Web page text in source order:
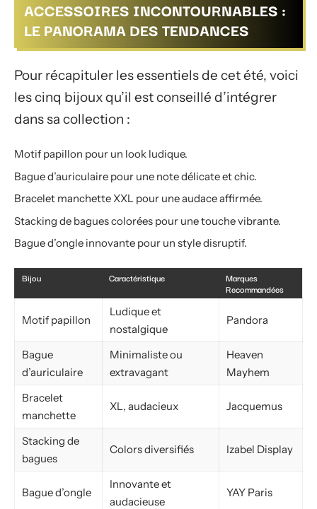
ACCESSOIRES INCONTOURNABLES :
LE PANORAMA DES TENDANCES
Pour récapituler les essentiels de cet été, voici
les cinq bijoux qu’il est conseillé d’intégrer
dans sa collection :
Motif papillon pour un look ludique.
Bague d’auriculaire pour une note délicate et chic.
Bracelet manchette XXL pour une audace affirmée.
Stacking de bagues colorées pour une touche vibrante.
Bague d’ongle innovante pour un style disruptif.
Bijou Caractéristique
Marques
Recommandées
Motif papillon
Ludique et
nostalgique
Pandora
Bague
d’auriculaire
Minimaliste ou
extravagant
Heaven
Mayhem
Bracelet
manchette
XL, audacieux Jacquemus
Stacking de
bagues
Colors diversifiés Izabel Display
Bague d’ongle
Innovante et
audacieuse
YAY Paris